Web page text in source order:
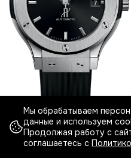
HUBLOT
CLASSIC FUSION TITANIUM
По запросу
Мы обрабатываем
данные и используем
Продолжая работу с
соглашаетесь с